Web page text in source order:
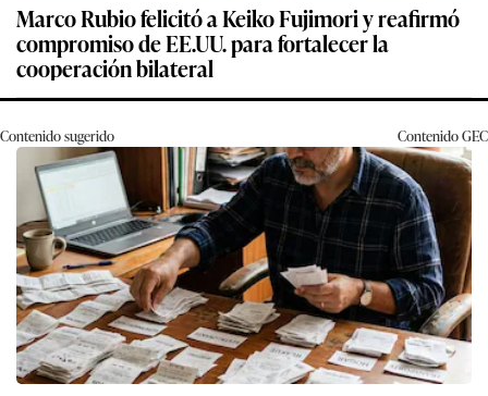
Marco Rubio felicitó a Keiko Fujimori y reafirmó
compromiso de EE.UU. para fortalecer la
cooperación bilateral
Contenido sugerido ContenidoGEC